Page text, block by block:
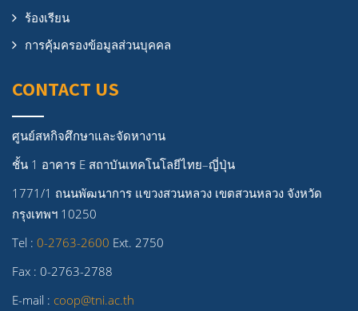
ร้องเรียน
การคุ้มครองข้อมูลส่วนบุคคล
CONTACT US
ศูนย์สหกิจศึกษาและจัดหางาน
ชั้น 1 อาคาร E สถาบันเทคโนโลยีไทย–ญี่ปุ่น
1771/1 ถนนพัฒนาการ แขวงสวนหลวง เขตสวนหลวง จังหวัด
กรุงเทพฯ 10250
Tel : 0-2763-2600 Ext. 2750
Fax : 0-2763-2788
E-mail : coop@tni.ac.th